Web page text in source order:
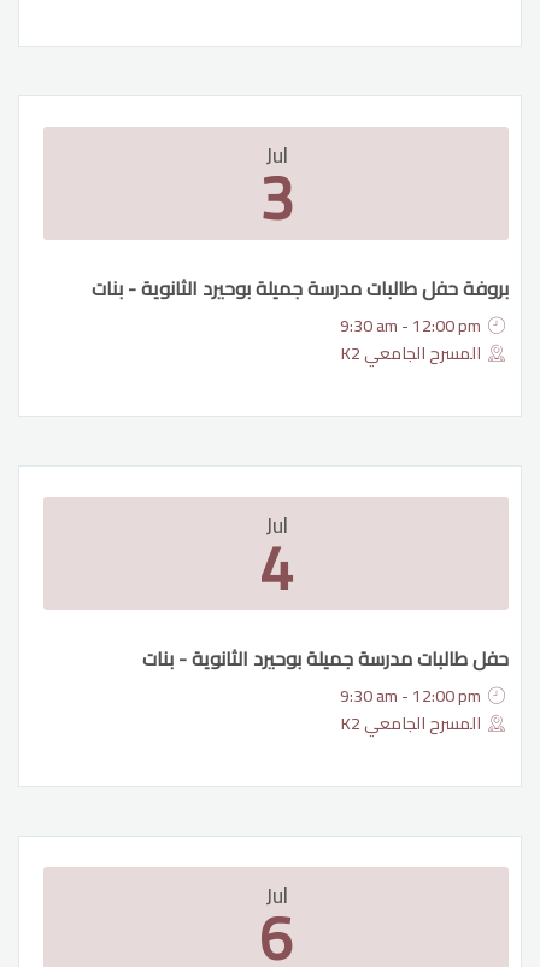
Jul
3
بروفة حفل طالبات مدرسة جميلة بوحيرد الثانوية - بنات
9:30 am - 12:00 pm
المسرح الجامعي K2
Jul
4
حفل طالبات مدرسة جميلة بوحيرد الثانوية - بنات
9:30 am - 12:00 pm
المسرح الجامعي K2
Jul
6